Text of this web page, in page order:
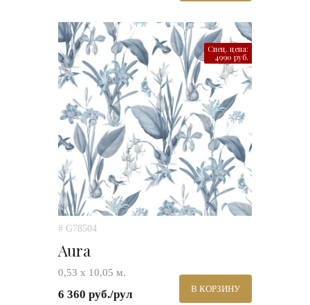
Спец. цена:
4990 руб.
# G78504
Aura
0,53 х 10,05 м.
6 360 руб./рул В КОРЗИНУ